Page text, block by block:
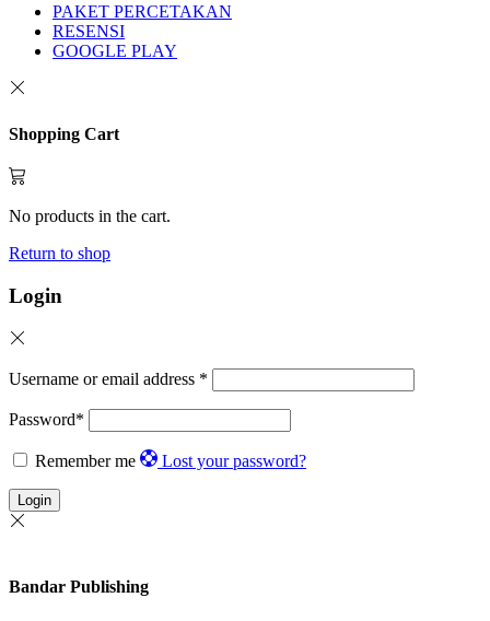
PAKET PERCETAKAN
RESENSI
GOOGLE PLAY
Shopping Cart
No products in the cart.
Return to shop
Login
Username or email address *
Password*
Remember me Lost your password?
Login
Bandar Publishing